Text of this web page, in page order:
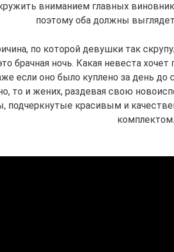
вниманием главных
поэтому оба должны
по которой девушки так
брачная ночь. Какая невеста
если оно было куплено за день
то и жених, раздевая свою
подчеркнутые красивым и
комплектом.